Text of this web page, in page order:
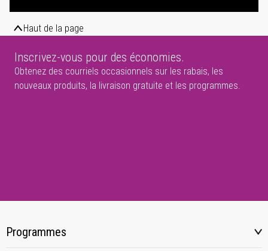
Haut de la page
Inscrivez-vous pour des économies.
Obtenez des courriels occasionnels sur les rabais, les
nouveaux produits, la livraison gratuite et les programmes.
Programmes